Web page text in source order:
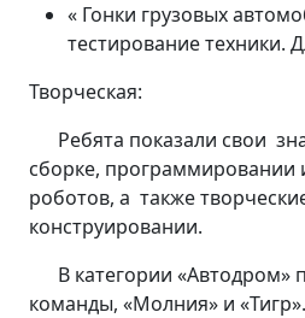
« Гонки грузовых
тестирование техники.
Творческая:
Ребята показали свои
сборке, программировании
роботов, а также
конструировании.
В категории «Автодром»
команды, «Молния» и